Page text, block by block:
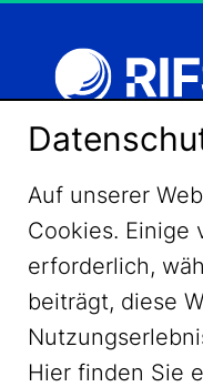
Auf unserer
Cookies. Einige
erforderlich,
beiträgt, diese
Hier finden Sie